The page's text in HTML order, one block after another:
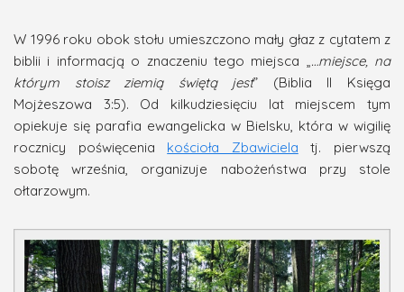
W 1996 roku obok stołu umieszczono mały głaz z cytatem z
biblii i informacją o znaczeniu tego miejsca „…miejsce, na
którym stoisz ziemią świętą jest” (Biblia II Księga
Mojżeszowa 3:5). Od kilkudziesięciu lat miejscem tym
opiekuje się parafia ewangelicka w Bielsku, która w wigilię
rocznicy poświęcenia kościoła Zbawiciela tj. pierwszą
sobotę września, organizuje nabożeństwa przy stole
ołtarzowym.